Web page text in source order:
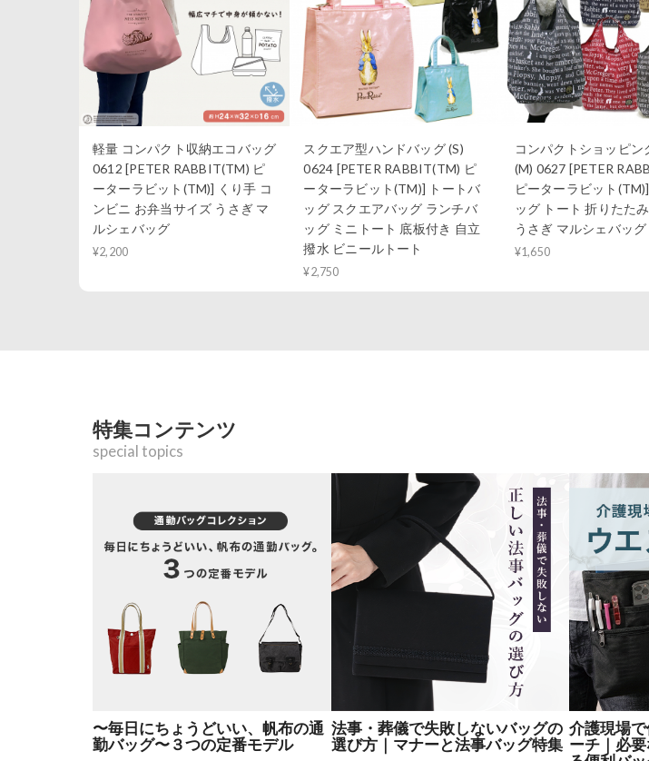
軽量 コンパクト収納エコバッグ
0612 [PETER RABBIT(TM) ピ
ーターラビット(TM)] くり手 コ
ンビニ お弁当サイズ うさぎ マ
ルシェバッグ
¥2,200
スクエア型ハンドバッグ (S)
0624 [PETER RABBIT(TM) ピ
ーターラビット(TM)] トートバ
ッグ スクエアバッグ ランチバ
ッグ ミニトート 底板付き 自立
撥水 ビニールトート
¥2,750
コンパクトショッピン
(M) 0627 [PETER
ピーターラビット
ッグ トート 折りたた
うさぎ マルシェバッグ
¥1,650
特集コンテンツ
special topics
〜毎日にちょうどいい、帆布の通
勤バッグ〜３つの定番モデル
法事・葬儀で失敗しないバッグの
選び方｜マナーと法事バッグ特集
介護現場
ーチ｜必